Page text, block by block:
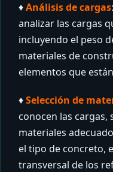
♦️Análisis de cargas
analizar las cargas
incluyendo el peso
materiales de
elementos que
♦️Selección de
conocen las cargas,
materiales
el tipo de concreto,
transversal de los